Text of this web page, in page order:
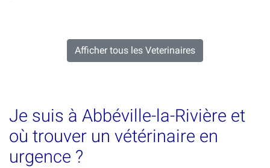
Afficher tous les Veterinaires
Je suis à Abbéville-la-Rivière et
où trouver un vétérinaire en
urgence ?